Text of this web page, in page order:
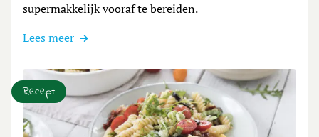
supermakkelijk vooraf te bereiden.
Lees meer
Recept